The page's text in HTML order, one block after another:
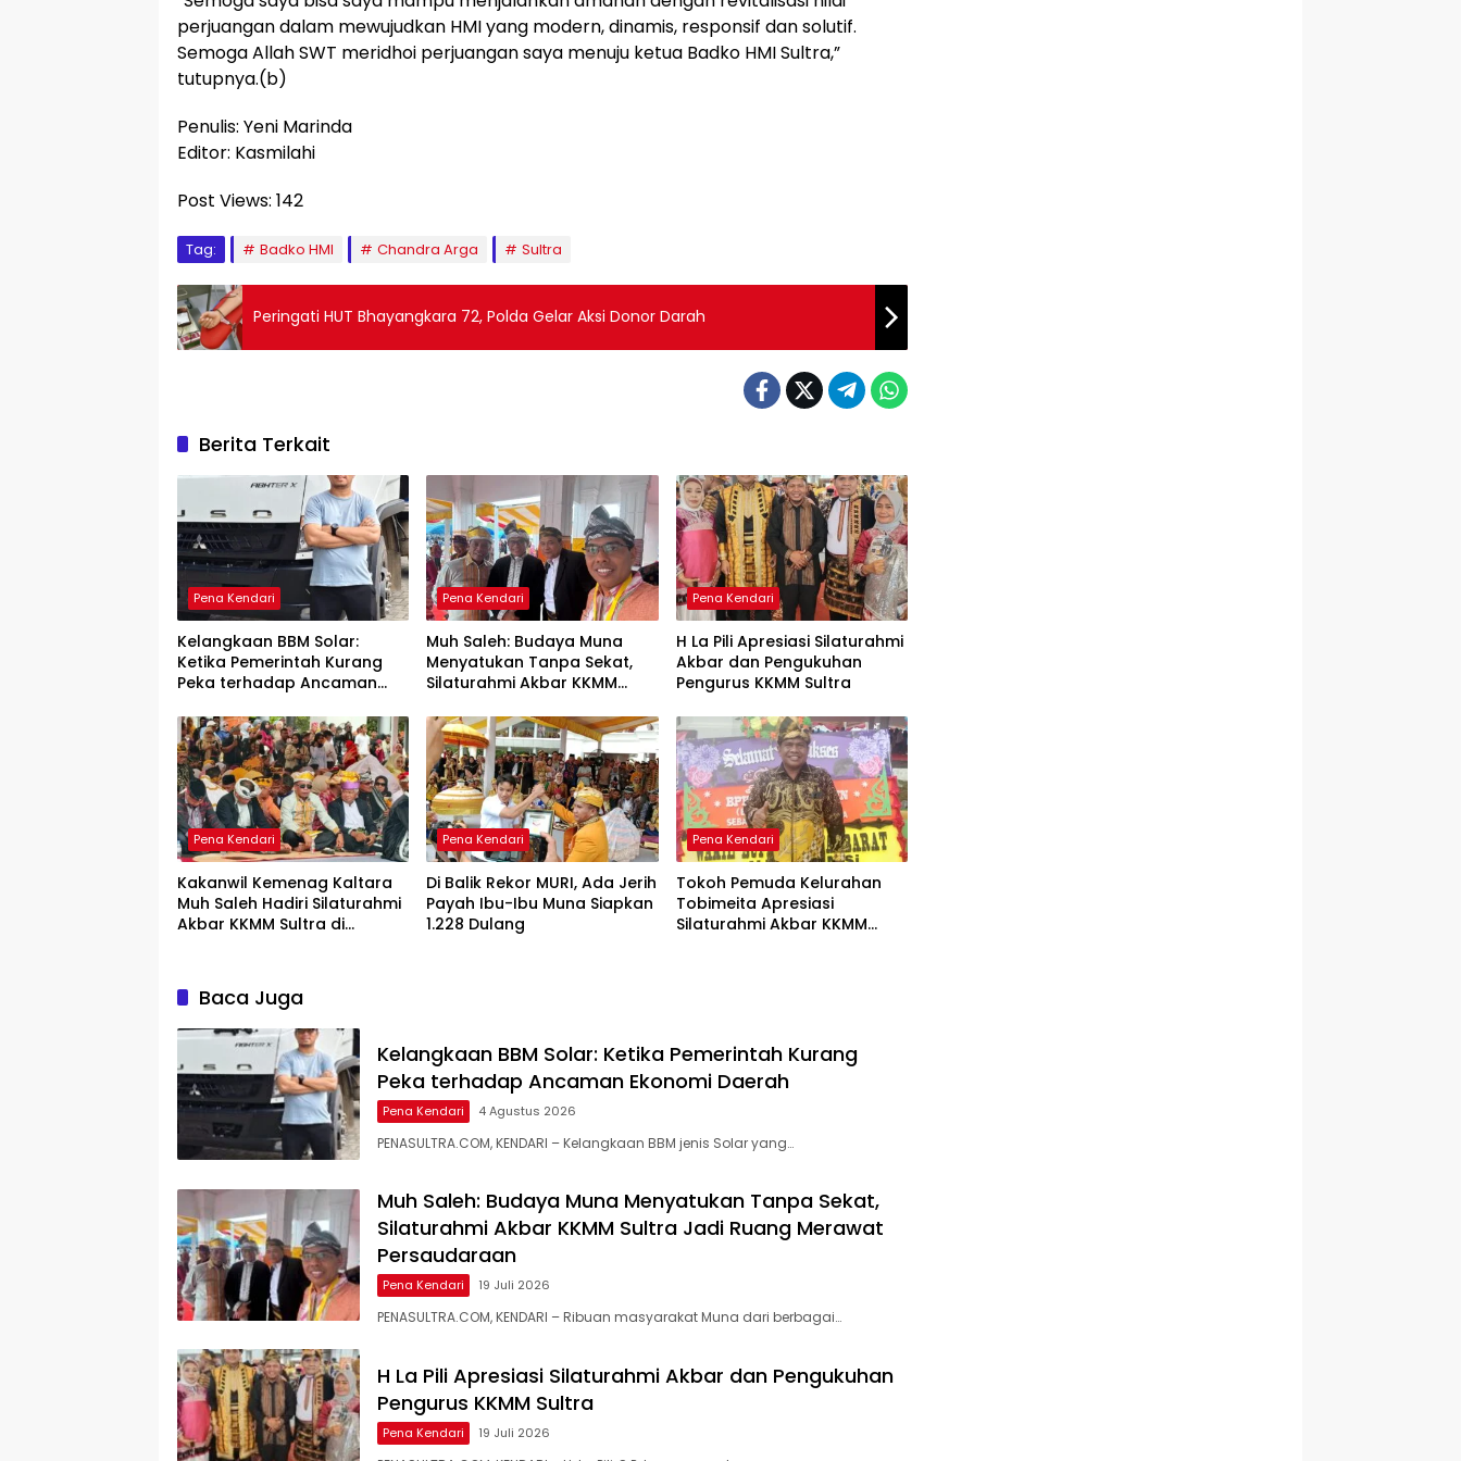
perjuangan dalam mewujudkan HMI yang modern, dinamis, responsif dan solutif.
Semoga Allah SWT meridhoi perjuangan saya menuju ketua Badko HMI Sultra,”
tutupnya.(b)
Penulis: Yeni Marinda
Editor: Kasmilahi
Post Views: 142
Tag: Badko HMI Chandra Arga Sultra
Peringati HUT Bhayangkara 72, Polda Gelar Aksi Donor Darah
Berita Terkait
Pena Kendari
Kelangkaan BBM Solar:
Ketika Pemerintah Kurang
Peka terhadap Ancaman
Pena Kendari
Muh Saleh: Budaya Muna
Menyatukan Tanpa Sekat,
Silaturahmi Akbar KKMM
Persaudaraan
Pena Kendari
H La Pili Apresiasi Silaturahmi
Akbar dan Pengukuhan
Pengurus KKMM Sultra
Pena Kendari
Kakanwil Kemenag Kaltara
Muh Saleh Hadiri Silaturahmi
Akbar KKMM Sultra di
Pena Kendari
Di Balik Rekor MURI, Ada Jerih
Payah Ibu-Ibu Muna Siapkan
1.228 Dulang
Pena Kendari
Tokoh Pemuda Kelurahan
Tobimeita Apresiasi
Silaturahmi Akbar KKMM
Baca Juga
Kelangkaan BBM Solar: Ketika Pemerintah Kurang
Peka terhadap Ancaman Ekonomi Daerah
Pena Kendari 4 Agustus 2026
PENASULTRA.COM, KENDARI – Kelangkaan BBM jenis Solar yang…
Muh Saleh: Budaya Muna Menyatukan Tanpa Sekat,
Silaturahmi Akbar KKMM Sultra Jadi Ruang Merawat
Persaudaraan
Pena Kendari 19 Juli 2026
PENASULTRA.COM, KENDARI – Ribuan masyarakat Muna dari berbagai…
H La Pili Apresiasi Silaturahmi Akbar dan Pengukuhan
Pengurus KKMM Sultra
Pena Kendari 19 Juli 2026